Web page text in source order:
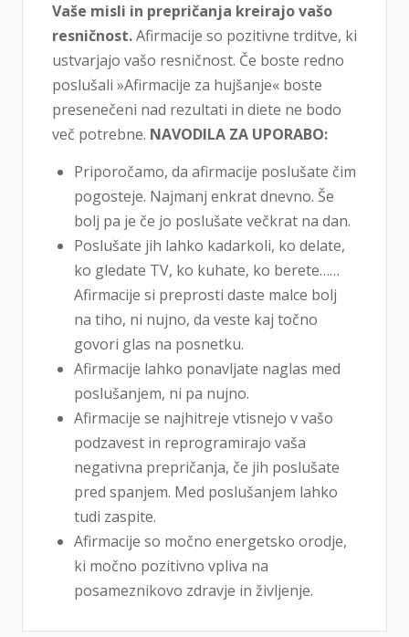
Vaše misli in prepričanja kreirajo vašo
resničnost.Afirmacije so pozitivne trditve, ki
ustvarjajo vašo resničnost. Če boste redno
poslušali »Afirmacije za hujšanje« boste
presenečeni nad rezultati in diete ne bodo
več potrebne. NAVODILA ZA UPORABO:
Priporočamo, da afirmacije poslušate čim
pogosteje. Najmanj enkrat dnevno. Še
bolj pa je če jo poslušate večkrat na dan.
Poslušate jih lahko kadarkoli, ko delate,
ko gledate TV, ko kuhate, ko berete……
Afirmacije si preprosti daste malce bolj
na tiho, ni nujno, da veste kaj točno
govori glas na posnetku.
Afirmacije lahko ponavljate naglas med
poslušanjem, ni pa nujno.
Afirmacije se najhitreje vtisnejo v vašo
podzavest in reprogramirajo vaša
negativna prepričanja, če jih poslušate
pred spanjem. Med poslušanjem lahko
tudi zaspite.
Afirmacije so močno energetsko orodje,
ki močno pozitivno vpliva na
posameznikovo zdravje in življenje.